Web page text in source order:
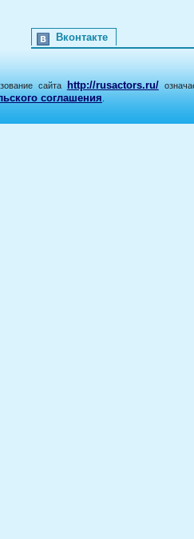
Вконтакте
сайта http://rusactors.ru/
соглашения